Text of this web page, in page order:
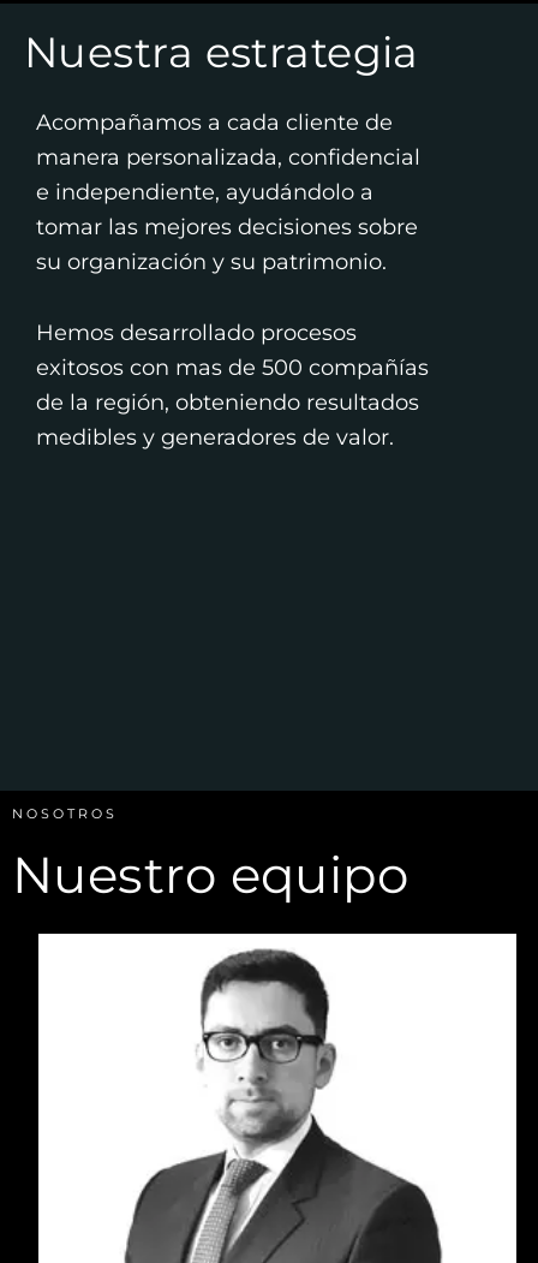
Nuestra estrategia
Acompañamos a cada cliente de
manera personalizada, confidencial
e independiente, ayudándolo a
tomar las mejores decisiones sobre
su organización y su patrimonio.
Hemos desarrollado procesos
exitosos con mas de 500 compañías
de la región, obteniendo resultados
medibles y generadores de valor.
NOSOTROS
Nuestro equipo
Carlos Camargo
Abogado experto en planeación tributaria y
patrimonial. Desde 2010 asesora empresas y
familias en decisiones estratégicas para la
protección y proyección de su patrimonio en
Colombia y el exterior, con seguridad jurídica y